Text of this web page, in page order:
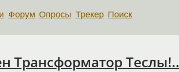
Форум Опросы Трекер Поиск
Трансформатор Теслы!..